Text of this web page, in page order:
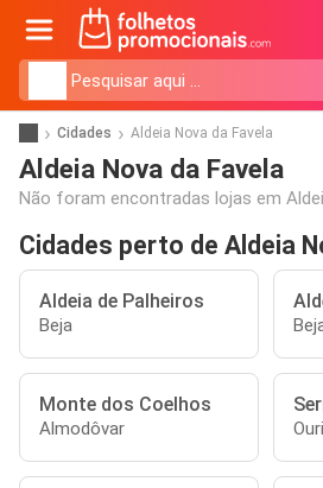
Cidades Aldeia Nova da Favela
Aldeia Nova da Favela
Não foram encontradas lojas em
Cidades perto de Aldeia
Aldeia de Palheiros
Beja
Monte dos Coelhos
Almodôvar